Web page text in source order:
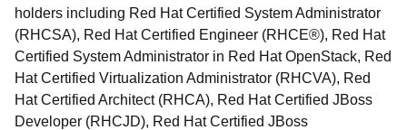
holders including Red Hat Certified System Administrator
(RHCSA), Red Hat Certified Engineer (RHCE®), Red Hat
Certified System Administrator in Red Hat OpenStack, Red
Hat Certified Virtualization Administrator (RHCVA), Red
Hat Certified Architect (RHCA), Red Hat Certified JBoss
Developer (RHCJD), Red Hat Certified JBoss